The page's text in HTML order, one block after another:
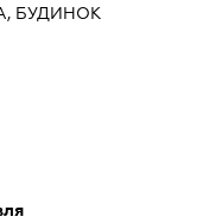
БУДИНОК